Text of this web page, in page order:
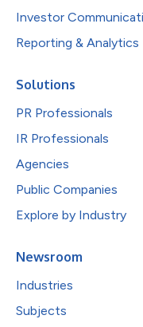
Investor
Reporting & Analytics
Solutions
PR Professionals
IR Professionals
Agencies
Public Companies
Explore by Industry
Newsroom
Industries
Subjects